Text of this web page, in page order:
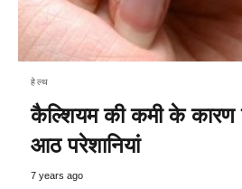
हेल्थ
कैल्शियम की कमी के कारण
आठ परेशानियां
7 years ago